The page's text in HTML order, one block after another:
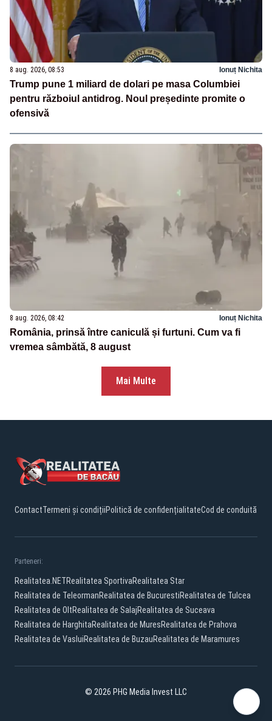
8 aug. 2026, 08:53 Ionuț Nichita
Trump pune 1 miliard de dolari pe masa Columbiei
pentru războiul antidrog. Noul președinte promite o
ofensivă
8 aug. 2026, 08:42 Ionuț Nichita
România, prinsă între caniculă și furtuni. Cum va fi
vremea sâmbătă, 8 august
Mai Multe
ContactTermeni și condițiiPolitică de confidențialitateCod de conduită
Parteneri:
Realitatea.NETRealitatea SportivaRealitatea Star
Realitatea de TeleormanRealitatea de BucurestiRealitatea de Tulcea
Realitatea de OltRealitatea de SalajRealitatea de Suceava
Realitatea de HarghitaRealitatea de MuresRealitatea de Prahova
Realitatea de VasluiRealitatea de BuzauRealitatea de Maramures
© 2026 PHG Media Invest LLC